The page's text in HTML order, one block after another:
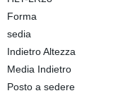
Forma
sedia
Indietro Altezza
Media Indietro
Posto a sedere